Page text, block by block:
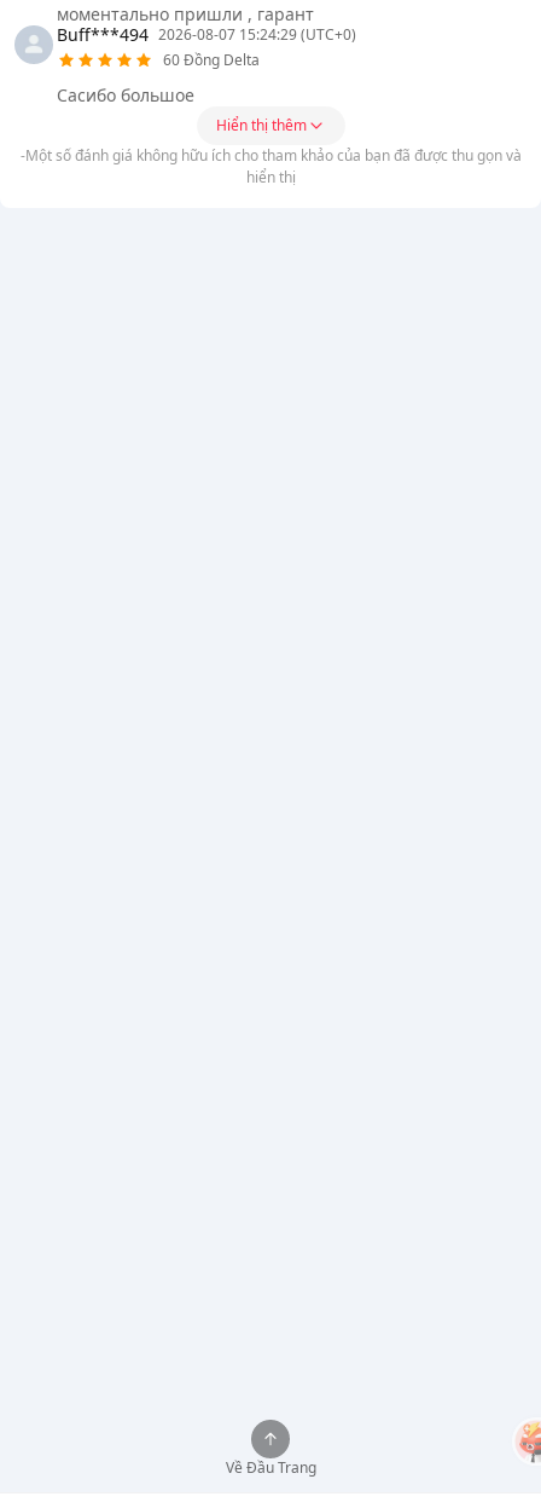
моментально пришли , гарант
Buff***494 2026-08-07 15:24:29 (UTC+0)
60 Đồng Delta
Сасибо большое
Hiển thị thêm
-Một số đánh giá không hữu ích cho tham khảo của bạn đã được thu gọn và
hiển thị
Về Đầu Trang